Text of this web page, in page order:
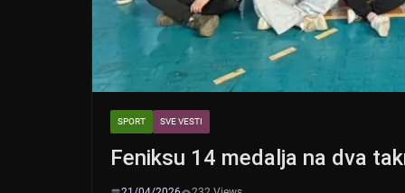
SPORT SVE VESTI
Feniksu 14 medalja na dva